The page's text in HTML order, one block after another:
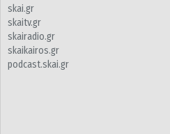
skai.gr
skaitv.gr
skairadio.gr
skaikairos.gr
podcast.skai.gr